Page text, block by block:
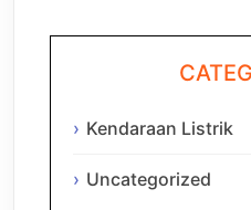
Kendaraan Listrik
Uncategorized